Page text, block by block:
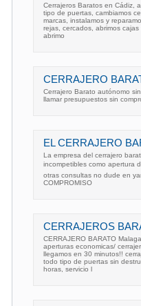
Cerrajeros Baratos en Cádiz,
tipo de puertas, cambiamos
marcas, instalamos y
rejas, cercados, abrimos
abrimo
CERRAJERO
Cerrajero Barato autónomo
llamar presupuestos sin
EL CERRAJERO
La empresa del cerrajero
incompetibles como apertura
otras consultas no dude en
COMPROMISO
CERRAJEROS
CERRAJERO BARATO
aperturas economicas/
llegamos en 30 minutos!!
todo tipo de puertas sin
horas, servicio l